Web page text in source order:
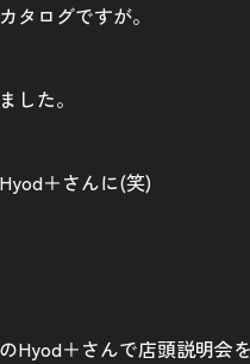
タログですが。
した。
＋さんに(笑)
Hyod＋さんで店頭説明会